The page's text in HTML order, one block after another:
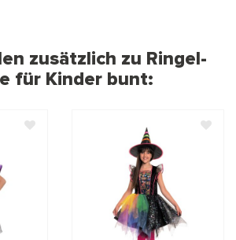
zusätzlich zu Ringel-
für Kinder bunt: